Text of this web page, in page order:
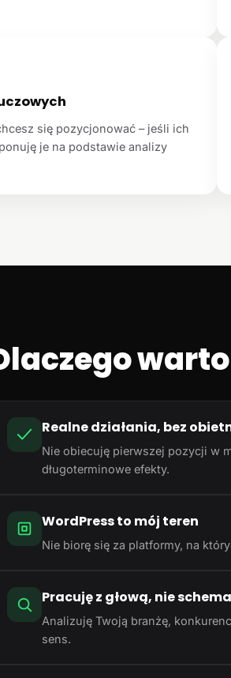
się pozycjonować – jeśli ich
je na podstawie analizy
Realne działania, bez
Nie obiecuję pierwszej pozycji w
długoterminowe efekty.
WordPress to mój teren
Nie biorę się za platformy, na
Pracuję z głową, nie
Analizuję Twoją branżę,
sens.